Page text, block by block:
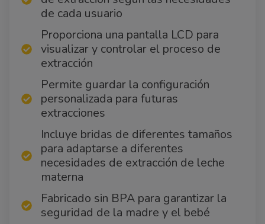
de cada usuario
Proporciona una pantalla LCD para
visualizar y controlar el proceso de
extracción
Permite guardar la configuración
personalizada para futuras
extracciones
Incluye bridas de diferentes tamaños
para adaptarse a diferentes
necesidades de extracción de leche
materna
Fabricado sin BPA para garantizar la
seguridad de la madre y el bebé